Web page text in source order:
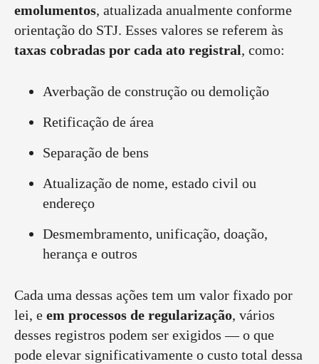
emolumentos, atualizada anualmente conforme
orientação do STJ. Esses valores se referem às
taxas cobradas por cada ato registral, como:
Averbação de construção ou demolição
Retificação de área
Separação de bens
Atualização de nome, estado civil ou
endereço
Desmembramento, unificação, doação,
herança e outros
Cada uma dessas ações tem um valor fixado por
lei, e em processos de regularização, vários
desses registros podem ser exigidos — o que
pode elevar significativamente o custo total dessa